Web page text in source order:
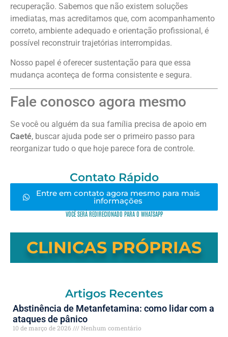
recuperação. Sabemos que não existem soluções
imediatas, mas acreditamos que, com acompanhamento
correto, ambiente adequado e orientação profissional, é
possível reconstruir trajetórias interrompidas.
Nosso papel é oferecer sustentação para que essa
mudança aconteça de forma consistente e segura.
Fale conosco agora mesmo
Se você ou alguém da sua família precisa de apoio em
Caeté, buscar ajuda pode ser o primeiro passo para
reorganizar tudo o que hoje parece fora de controle.
Contato Rápido
Entre em contato agora mesmo para mais
informações
VOCÊ SERÁ REDIRECIONADO PARA O WHATSAPP
CLINICAS PRÓPRIAS
Artigos Recentes
Abstinência de Metanfetamina: como lidar com a
ataques de pânico
10 de março de 2026 Nenhum comentário